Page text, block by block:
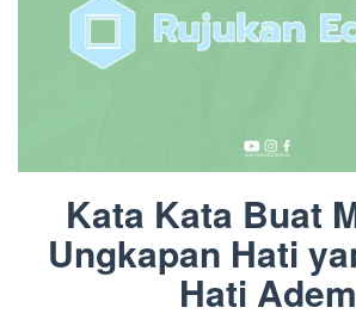
Kata Kata Buat
Ungkapan Hati
Hati Adem